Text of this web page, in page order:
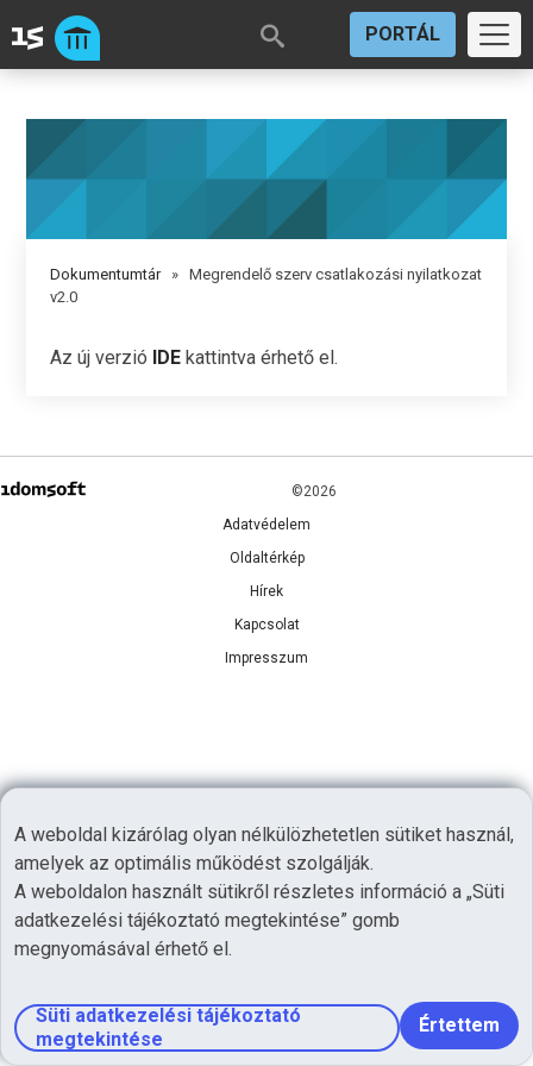
PORTÁL
A weboldal kizárólag olyan nélkülözhetetlen sütiket használ,
amelyek az optimális működést szolgálják.
A weboldalon használt sütikről részletes információ a „Süti
adatkezelési tájékoztató megtekintése” gomb
megnyomásával érhető el.
Süti adatkezelési tájékoztató
megtekintése
Értettem
Dokumentumtár» Megrendelő szerv csatlakozási nyilatkozat
v2.0
Az új verzió IDE kattintva érhető el.
©2026
Adatvédelem
Oldaltérkép
Hírek
Kapcsolat
Impresszum